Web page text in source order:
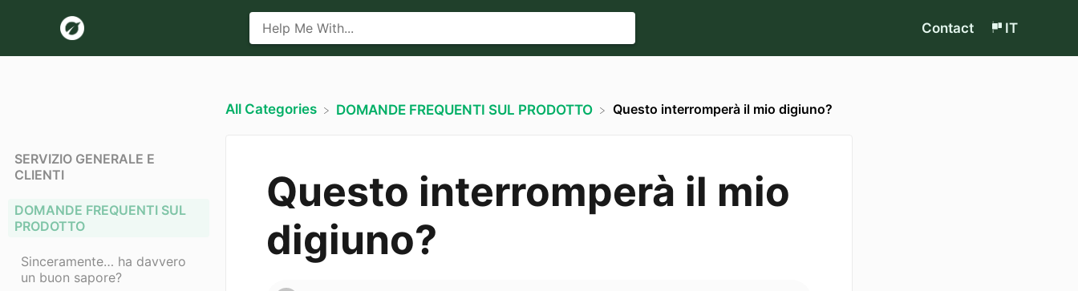
Contact IT
SERVIZIO GENERALE E
CLIENTI
DOMANDE FREQUENTI SUL
PRODOTTO
Sinceramente… ha davvero
un buon sapore?
All Categories ​DOMANDE FREQUENTI SUL PRODOTTO Questo interromperà il mio digiuno?
Questo interromperà il mio
digiuno?